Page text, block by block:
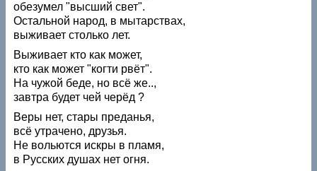
обезумел "высший свет".
Остальной народ, в мытарствах,
выживает столько лет.
Выживает кто как может,
кто как может "когти рвёт".
На чужой беде, но всё же..,
завтра будет чей черёд ?
Веры нет, стары преданья,
всё утрачено, друзья.
Не вольются искры в пламя,
в Русских душах нет огня.